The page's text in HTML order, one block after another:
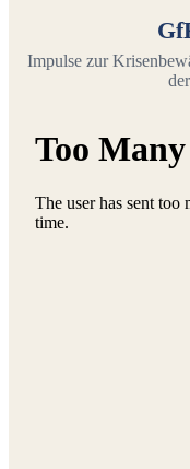
Impulse zur